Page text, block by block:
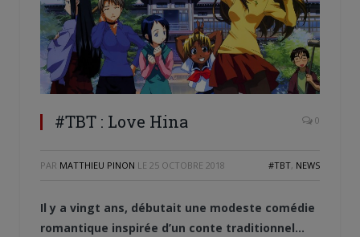
#TBT : Love Hina 0
PAR MATTHIEU PINON LE 25 OCTOBRE 2018 #TBT, NEWS
Il y a vingt ans, débutait une modeste comédie
romantique inspirée d’un conte traditionnel…